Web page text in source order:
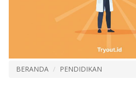
BERANDA PENDIDIKAN